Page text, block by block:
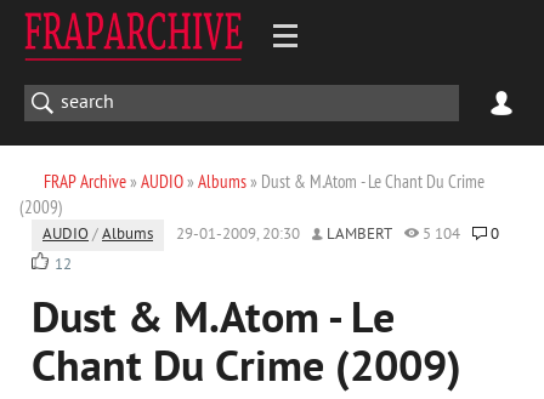
FRAP Archive» AUDIO» Albums» Dust & M.Atom - Le Chant Du Crime
(2009)
AUDIO /Albums 29-01-2009, 20:30 LAMBERT 5 104
0
12
Dust & M.Atom - Le
Chant Du Crime (2009)